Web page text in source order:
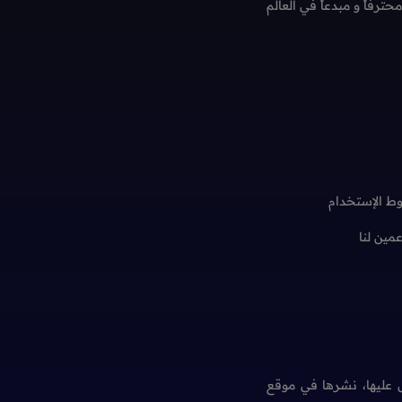
و مبدعاً في العالم
الإستخدام
لنا
نشرها في موقع